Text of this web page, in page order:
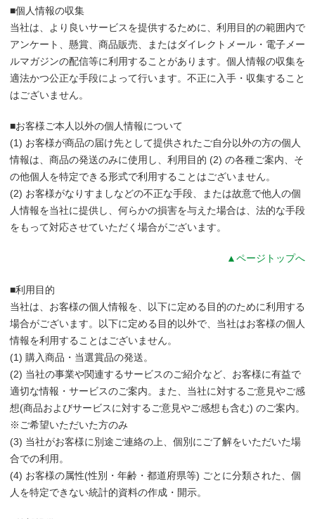
■個人情報の収集
当社は、より良いサービスを提供するために、利用目的の範囲内で
アンケート、懸賞、商品販売、またはダイレクトメール・電子メー
ルマガジンの配信等に利用することがあります。個人情報の収集を
適法かつ公正な手段によって行います。不正に入手・収集すること
はございません。
■お客様ご本人以外の個人情報について
(1) お客様が商品の届け先として提供されたご自分以外の方の個人
情報は、商品の発送のみに使用し、利用目的 (2) の各種ご案内、そ
の他個人を特定できる形式で利用することはございません。
(2) お客様がなりすましなどの不正な手段、または故意で他人の個
人情報を当社に提供し、何らかの損害を与えた場合は、法的な手段
をもって対応させていただく場合がございます。
▲ページトップへ
■利用目的
当社は、お客様の個人情報を、以下に定める目的のために利用する
場合がございます。以下に定める目的以外で、当社はお客様の個人
情報を利用することはございません。
(1) 購入商品・当選賞品の発送。
(2) 当社の事業や関連するサービスのご紹介など、お客様に有益で
適切な情報・サービスのご案内。また、当社に対するご意見やご感
想(商品およびサービスに対するご意見やご感想も含む) のご案内。
※ご希望いただいた方のみ
(3) 当社がお客様に別途ご連絡の上、個別にご了解をいただいた場
合での利用。
(4) お客様の属性(性別・年齢・都道府県等) ごとに分類された、個
人を特定できない統計的資料の作成・開示。